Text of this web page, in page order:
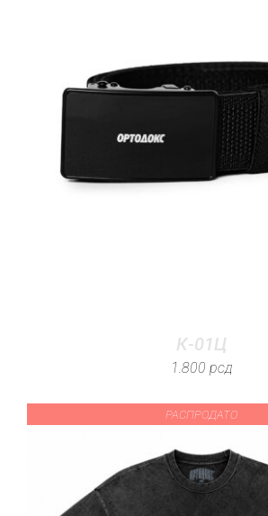
К-01Ц
1.800 рсд
РАСПРОДАТО